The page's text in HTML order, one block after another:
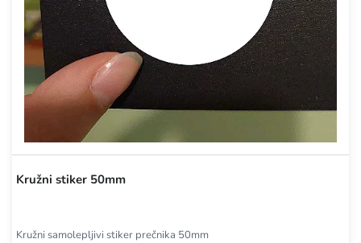
Kružni stiker 50mm
Kružni samolepljivi stiker prečnika 50mm